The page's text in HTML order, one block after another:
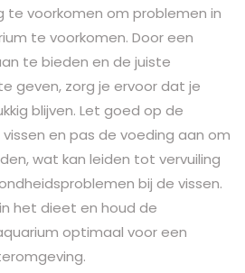
te voorkomen om problemen in
te voorkomen. Door een
te bieden en de juiste
geven, zorg je ervoor dat je
blijven. Let goed op de
en pas de voeding aan om
wat kan leiden tot vervuiling
bij de vissen.
het dieet en houd de
optimaal voor een